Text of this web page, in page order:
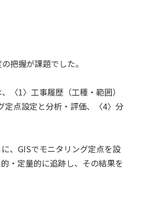
把握が課題でした。
〈1〉工事履歴（工種・範囲）
定点設定と分析・評価、〈4〉分
、GISでモニタリング定点を設
・定量的に追跡し、その結果を